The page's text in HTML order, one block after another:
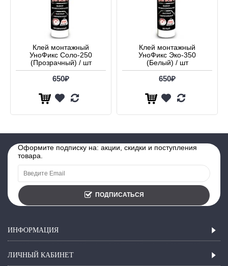
Клей монтажный
УноФикс Соло-250
(Прозрачный) / шт
650₽
Клей монтажный
УноФикс Эко-350
(Белый) / шт
650₽
Оформите подписку на: акции, скидки и поступления
товара.
ПОДПИСАТЬСЯ
ИНФОРМАЦИЯ
ЛИЧНЫЙ КАБИНЕТ